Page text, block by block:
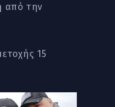
από την
15